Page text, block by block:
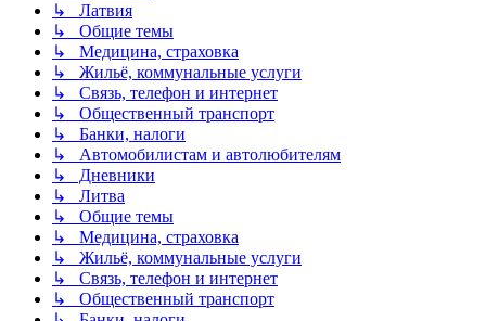
↳ Латвия
↳ Общие темы
↳ Медицина, страховка
↳ Жильё, коммунальные услуги
↳ Связь, телефон и интернет
↳ Общественный транспорт
↳ Банки, налоги
↳ Автомобилистам и автолюбителям
↳ Дневники
↳ Литва
↳ Общие темы
↳ Медицина, страховка
↳ Жильё, коммунальные услуги
↳ Связь, телефон и интернет
↳ Общественный транспорт